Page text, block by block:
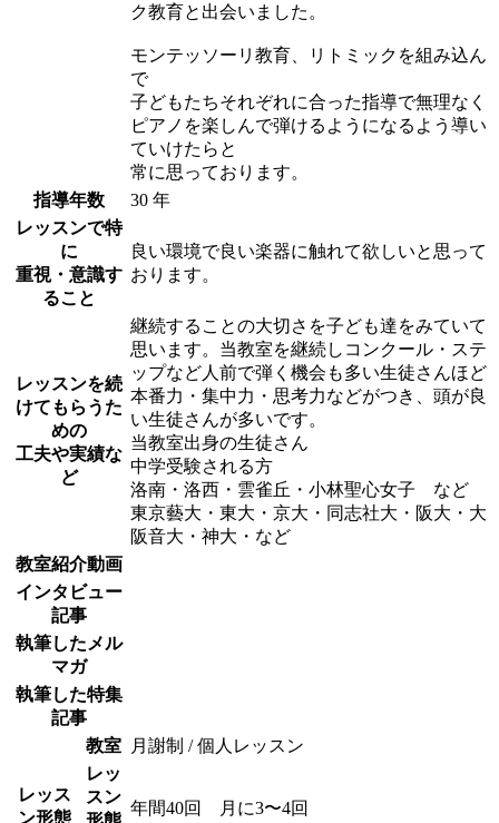
ク教育と出会いました。
モンテッソーリ教育、リトミックを組み込ん
で
子どもたちそれぞれに合った指導で無理なく
ピアノを楽しんで弾けるようになるよう導い
ていけたらと
常に思っております。
指導年数
30 年
レッスンで特
に
重視・意識す
ること
良い環境で良い楽器に触れて欲しいと思って
おります。
レッスンを続
けてもらうた
めの
工夫や実績な
ど
継続することの大切さを子ども達をみていて
思います。当教室を継続しコンクール・ステ
ップなど人前で弾く機会も多い生徒さんほど
本番力・集中力・思考力などがつき、頭が良
い生徒さんが多いです。
当教室出身の生徒さん
中学受験される方
洛南・洛西・雲雀丘・小林聖心女子 など
東京藝大・東大・京大・同志社大・阪大・大
阪音大・神大・など
教室紹介動画
インタビュー
記事
執筆したメル
マガ
執筆した特集
記事
レッス
ン形態
教室
月謝制 / 個人レッスン
レッ
スン
年間40回 月に3〜4回